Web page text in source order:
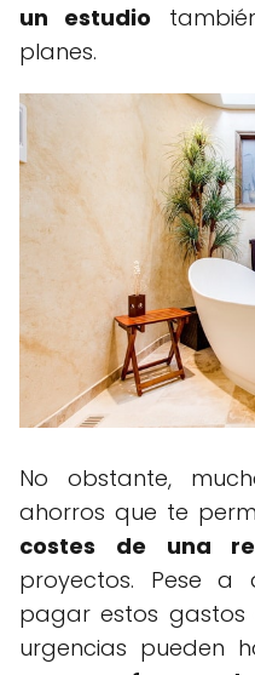
un estudio
planes.
No obstante,
ahorros que te
costes de una
proyectos. Pese
pagar estos gastos
urgencias pueden